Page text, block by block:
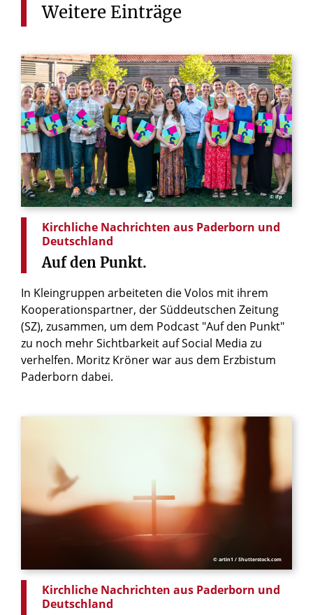
Weitere Einträge
© ifp
Kirchliche Nachrichten aus Paderborn und
Deutschland
Auf den Punkt.
In Kleingruppen arbeiteten die Volos mit ihrem
Kooperationspartner, der Süddeutschen Zeitung
(SZ), zusammen, um dem Podcast "Auf den Punkt"
zu noch mehr Sichtbarkeit auf Social Media zu
verhelfen. Moritz Kröner war aus dem Erzbistum
Paderborn dabei.
© artin1 / Shutterstock.com
Kirchliche Nachrichten aus Paderborn und
Deutschland